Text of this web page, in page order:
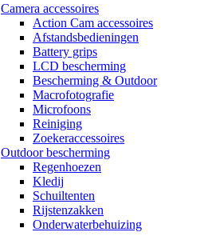
Camera accessoires
Action Cam accessoires
Afstandsbedieningen
Battery grips
LCD bescherming
Bescherming & Outdoor
Macrofotografie
Microfoons
Reiniging
Zoekeraccessoires
Outdoor bescherming
Regenhoezen
Kledij
Schuiltenten
Rijstenzakken
Onderwaterbehuizing